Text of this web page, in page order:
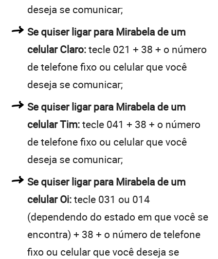
deseja se comunicar;
Se quiser ligar para Mirabela de um
celular Claro:tecle 021 + 38 + o número
de telefone fixo ou celular que você
deseja se comunicar;
Se quiser ligar para Mirabela de um
celular Tim:tecle 041 + 38 + o número
de telefone fixo ou celular que você
deseja se comunicar;
Se quiser ligar para Mirabela de um
celular Oi:tecle 031 ou 014
(dependendo do estado em que você se
encontra) + 38 + o número de telefone
fixo ou celular que você deseja se